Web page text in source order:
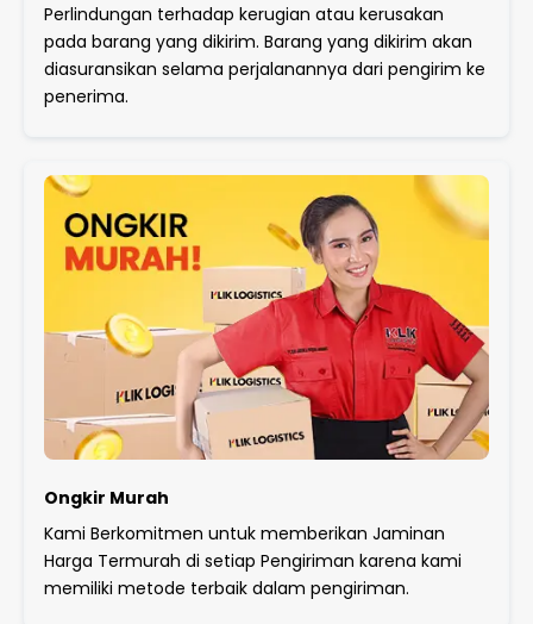
Perlindungan terhadap kerugian atau kerusakan
pada barang yang dikirim. Barang yang dikirim akan
diasuransikan selama perjalanannya dari pengirim ke
penerima.
Ongkir Murah
Kami Berkomitmen untuk memberikan Jaminan
Harga Termurah di setiap Pengiriman karena kami
memiliki metode terbaik dalam pengiriman.